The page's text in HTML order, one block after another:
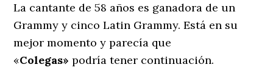
La cantante de 58 años es ganadora de un
Grammy y cinco Latin Grammy. Está en su
mejor momento y parecía que
«Colegas» podría tener continuación.